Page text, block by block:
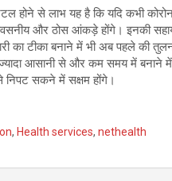
होने से लाभ यह है कि यदि कभी
और ठोस आंकड़े होंगे। इनकी
का टीका बनाने में भी अब पहले की
आसानी से और कम समय में बनाने
निपट सकने में सक्षम होंगे।
, Health services, nethealth